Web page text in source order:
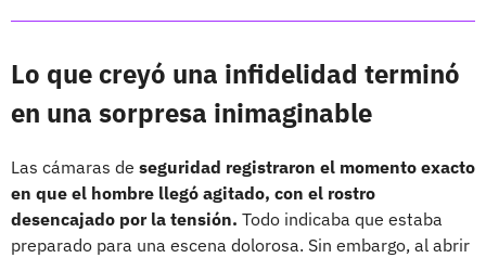
Lo que creyó una infidelidad terminó
en una sorpresa inimaginable
Las cámaras de seguridad registraron el momento exacto
en que el hombre llegó agitado, con el rostro
desencajado por la tensión. Todo indicaba que estaba
preparado para una escena dolorosa. Sin embargo, al abrir